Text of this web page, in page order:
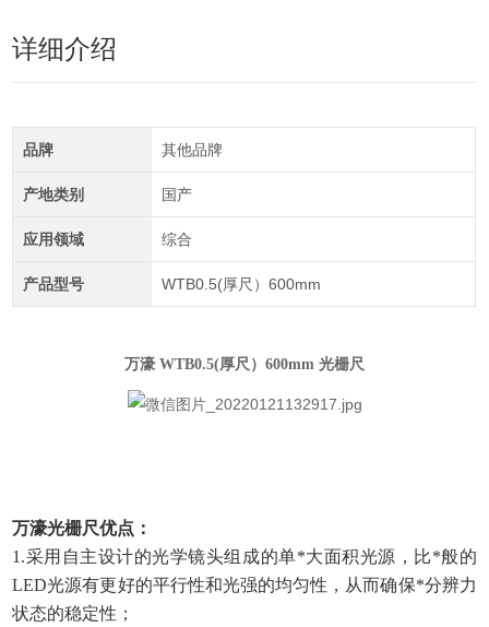
详细介绍
品牌 其他品牌
产地类别 国产
应用领域 综合
产品型号 WTB0.5(厚尺）600mm
万濠 WTB0.5(厚尺）600mm 光栅尺
万濠光栅尺优点：
1.采用自主设计的光学镜头组成的单*大面积光源，比*般的
LED光源有更好的平行性和光强的均匀性，从而确保*分辨力
状态的稳定性；